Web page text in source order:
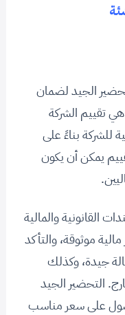
الجيد لضمان
تقييم الشركة
للشركة بناءً على
يمكن أن يكون
القانونية والمالية
موثوقة، والتأكد
جيدة، وكذلك
التحضير الجيد
على سعر مناسب